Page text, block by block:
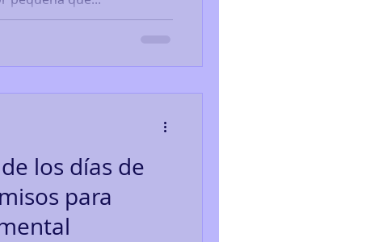
los días de
para